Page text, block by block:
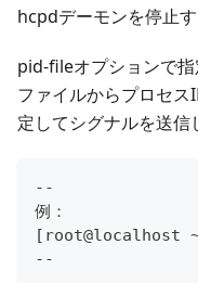
hcpdデーモンを停止
pid-fileオプションで
ファイルからプロセ
定してシグナルを送信
--
例：
[root@localhost
--